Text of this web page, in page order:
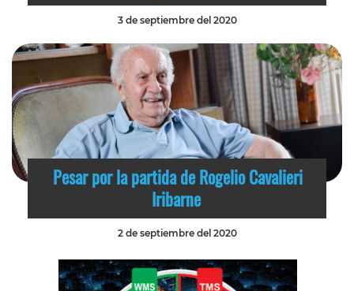
3 de septiembre del 2020
Pesar por la partida de Rogelio Cavalieri
Iribarne
2 de septiembre del 2020